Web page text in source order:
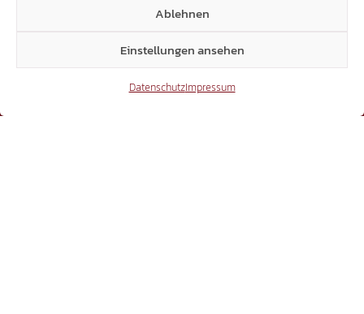
Ablehnen
Einstellungen ansehen
DatenschutzImpressum